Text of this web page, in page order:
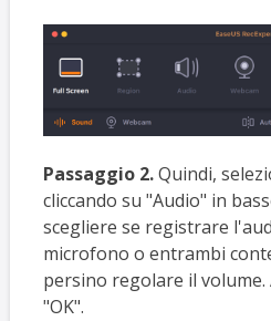
Passaggio 2.Quindi,
cliccando su "Audio" in
scegliere se registrare
microfono o entrambi
persino regolare il volume.
"OK".